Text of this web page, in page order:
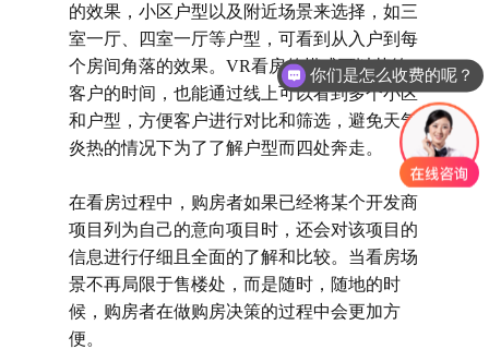
的效果，小区户型以及附近场景来选择，如三
室一厅、四室一厅等户型，可看到从入户到每
个房间角落的效果。VR看房的模式可以节约
客户的时间，也能通过线上可以看到多个小区
和户型，方便客户进行对比和筛选，避免天气
炎热的情况下为了了解户型而四处奔走。
在看房过程中，购房者如果已经将某个开发商
项目列为自己的意向项目时，还会对该项目的
信息进行仔细且全面的了解和比较。当看房场
景不再局限于售楼处，而是随时，随地的时
候，购房者在做购房决策的过程中会更加方
便。
你们是怎么收费的呢？